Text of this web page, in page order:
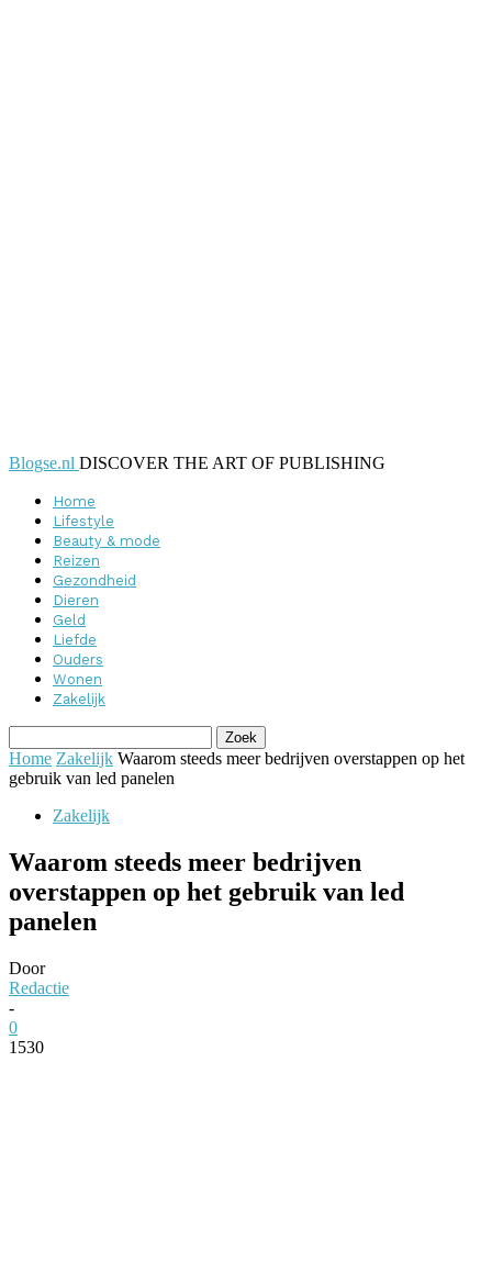
Blogse.nl DISCOVER THE ART OF PUBLISHING
Home
Lifestyle
Beauty & mode
Reizen
Gezondheid
Dieren
Geld
Liefde
Ouders
Wonen
Zakelijk
Home Zakelijk Waarom steeds meer bedrijven overstappen op het
gebruik van led panelen
Zakelijk
Waarom steeds meer bedrijven
overstappen op het gebruik van led
panelen
Door
Redactie
-
0
1530